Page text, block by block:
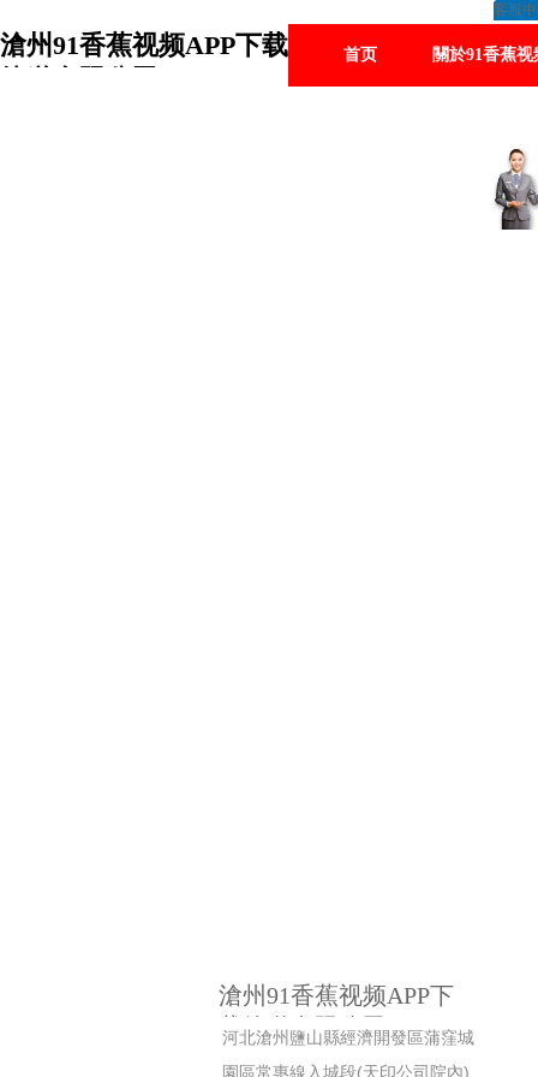
滄州91香蕉视频APP下载
首页 關於91香蕉
河北滄州鹽山縣經濟開發區蒲窪城
園區常惠線入城段(天印公司院內)
滄州91香蕉视频APP下
载管道有限公司
客服